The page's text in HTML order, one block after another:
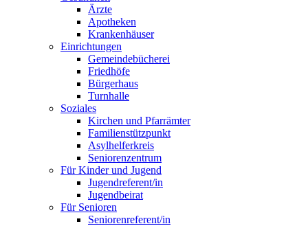
Ärzte
Apotheken
Krankenhäuser
Einrichtungen
Gemeindebücherei
Friedhöfe
Bürgerhaus
Turnhalle
Soziales
Kirchen und Pfarrämter
Familienstützpunkt
Asylhelferkreis
Seniorenzentrum
Für Kinder und Jugend
Jugendreferent/in
Jugendbeirat
Für Senioren
Seniorenreferent/in